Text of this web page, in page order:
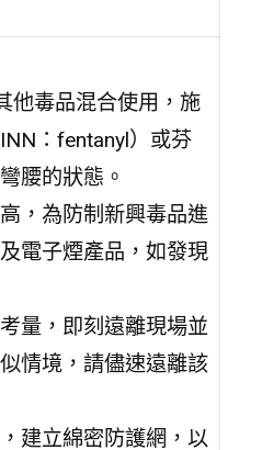
他毒品混合使用，施
：fentanyl）或芬
腰的狀態。
，為防制新興毒品進
電子煙產品，如發現
量，即刻遠離現場並
情境，請儘速遠離該
建立綿密防護網，以